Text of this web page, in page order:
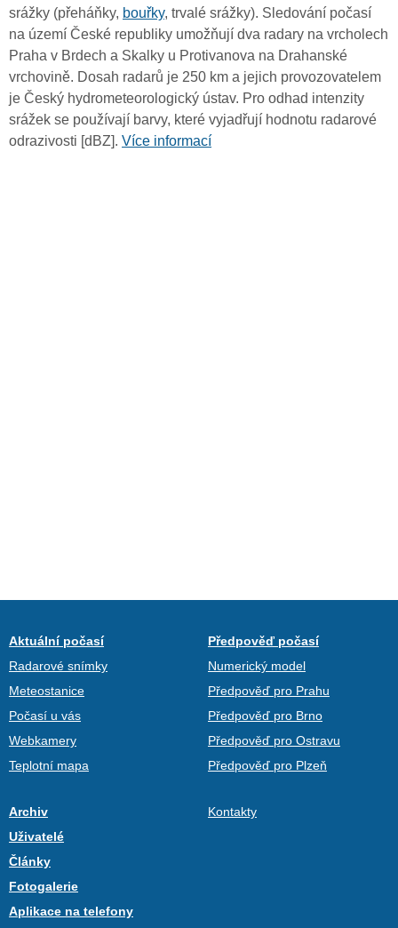
srážky (přeháňky, bouřky, trvalé srážky). Sledování počasí
na území České republiky umožňují dva radary na vrcholech
Praha v Brdech a Skalky u Protivanova na Drahanské
vrchovině. Dosah radarů je 250 km a jejich provozovatelem
je Český hydrometeorologický ústav. Pro odhad intenzity
srážek se používají barvy, které vyjadřují hodnotu radarové
odrazivosti [dBZ]. Více informací
Aktuální počasí
Radarové snímky
Meteostanice
Počasí u vás
Webkamery
Teplotní mapa
Předpověď počasí
Numerický model
Předpověď pro Prahu
Předpověď pro Brno
Předpověď pro Ostravu
Předpověď pro Plzeň
Archiv
Uživatelé
Články
Fotogalerie
Aplikace na telefony
Kontakty